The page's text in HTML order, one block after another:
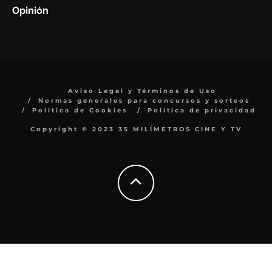
Opinión
Aviso Legal y Términos de Uso
Normas generales para concursos y sorteos
Política de Cookies
Política de privacidad
Copyright © 2023 35 MILÍMETROS CINE Y TV